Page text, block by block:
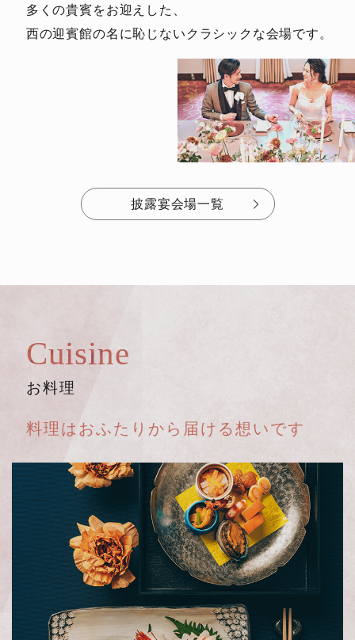
多くの貴賓をお迎えした、
西の迎賓館の名に恥じない クラシックな会場です。
披露宴会場一覧
お料理
Cuisine
料理はおふたりから 届ける想いです